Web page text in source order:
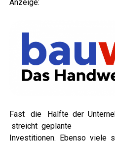
Anzei­ge:
Fast die Hälf­te der
streicht geplante
Inves­ti­tio­nen. Eben­so vie­le